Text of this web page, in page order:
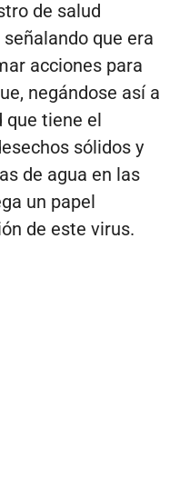
de salud
que era
acciones para
negándose así a
que tiene el
sólidos y
de agua en las
un papel
de este virus.